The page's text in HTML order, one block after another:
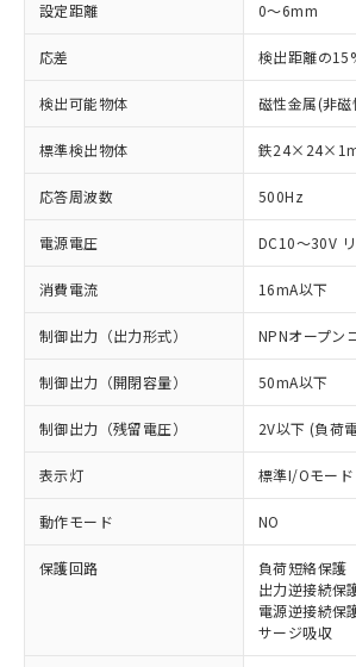
設定距離 0～6mm
応差 検出距離の
検出可能物体 磁性金属(非
標準検出物体 鉄
応答周波数 500Hz
電源電圧 DC10～30V
消費電流 16mA以下
制御出力（出力形式） NPNオープン
制御出力（開閉容量） 50mA以下
制御出力（残留電圧） 2V以下 (負荷
表示灯 標準I/Oモー
動作モード NO
保護回路
負荷短絡保護
出力逆接続保
電源逆接続保
サージ吸収
※1 対応状況
対応済み：EU RoHS指令（10
非含有に対応した製品が提供可能